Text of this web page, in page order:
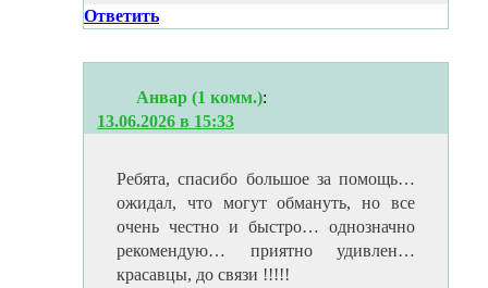
Ответить
Анвар (1 комм.):
13.06.2026 в 15:33
Ребята, спасибо большое за помощь…
ожидал, что могут обмануть, но все
очень честно и быстро… однозначно
рекомендую… приятно удивлен…
красавцы, до связи !!!!!